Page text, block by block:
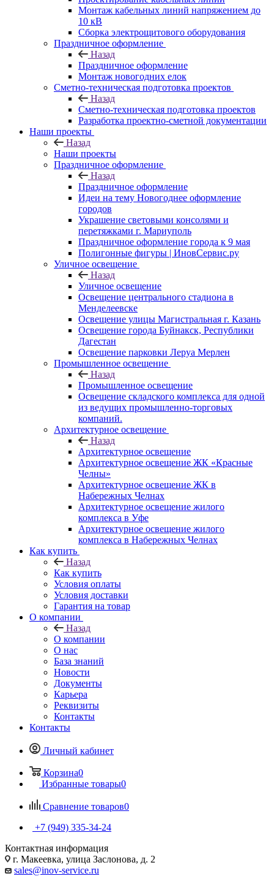
Монтаж кабельных линий напряжением до
10 кВ
Сборка электрощитового оборудования
Праздничное оформление
Назад
Праздничное оформление
Монтаж новогодних елок
Сметно-техническая подготовка проектов
Назад
Сметно-техническая подготовка проектов
Разработка проектно-сметной документации
Наши проекты
Назад
Наши проекты
Праздничное оформление
Назад
Праздничное оформление
Идеи на тему Новогоднее оформление
городов
Украшение световыми консолями и
перетяжками г. Мариуполь
Праздничное оформление города к 9 мая
Полигонные фигуры | ИновСервис.ру
Уличное освещение
Назад
Уличное освещение
Освещение центрального стадиона в
Менделеевске
Освещение улицы Магистральная г. Казань
Освещение города Буйнакск, Республики
Дагестан
Освещение парковки Леруа Мерлен
Промышленное освещение
Назад
Промышленное освещение
Освещение складского комплекса для одной
из ведущих промышленно-торговых
компаний.
Архитектурное освещение
Назад
Архитектурное освещение
Архитектурное освещение ЖК «Красные
Челны»
Архитектурное освещение ЖК в
Набережных Челнах
Архитектурное освещение жилого
комплекса в Уфе
Архитектурное освещение жилого
комплекса в Набережных Челнах
Как купить
Назад
Как купить
Условия оплаты
Условия доставки
Гарантия на товар
О компании
Назад
О компании
О нас
База знаний
Новости
Документы
Карьера
Реквизиты
Контакты
Контакты
Личный кабинет
Корзина0
Избранные товары0
Сравнение товаров0
+7 (949) 335-34-24
Контактная информация
г. Макеевка, улица Заслонова, д. 2
sales@inov-service.ru